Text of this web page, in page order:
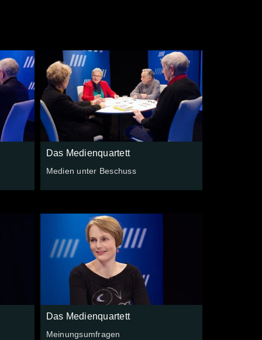
Das Medienquartett
Medien unter Beschuss
Das Medienquartett
Meinungsumfragen